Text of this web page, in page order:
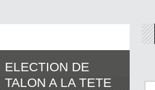
ELECTION DE
TALON A LA TETE